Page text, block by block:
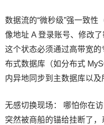
数据流的“微秒级”强一致性
像地址 A 登录账号、修改
这个状态必须通过高带宽
布式数据库（如分布式
内异地同步到主数据库以及
无感切换现场： 哪怕你在
突然被商船的锚给挂断了